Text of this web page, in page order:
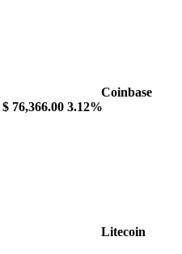
Coinbase
$ 76,366.00 3.12%
Litecoin